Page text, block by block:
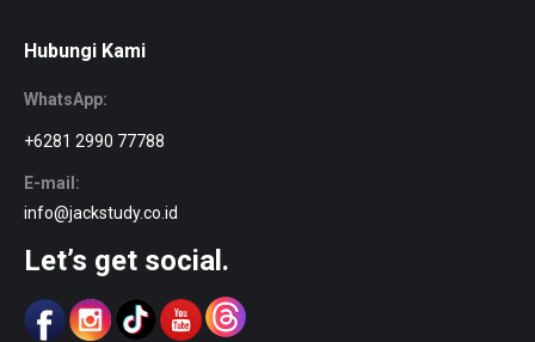
Hubungi Kami
WhatsApp:
+6281 2990 77788
E-mail:
info@jackstudy.co.id
Let’s get social.